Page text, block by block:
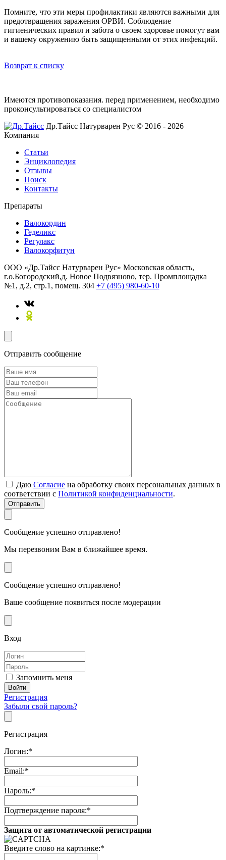
Помните, что эти меры профилактики являются важными для
предотвращения заражения ОРВИ. Соблюдение
гигиенических правил и забота о своем здоровье помогут вам
и вашему окружению быть защищенными от этих инфекций.
Возврат к списку
Имеются противопоказания. перед применением, необходимо
проконсультироваться со специалистом
Др.Тайсс Натурварен Рус © 2016 - 2026
Компания
Статьи
Энциклопедия
Отзывы
Поиск
Контакты
Препараты
Валокордин
Геделикс
Регулакс
Валокорфитун
ООО «Др.Тайсс Натурварен Рус» Московская область,
г.о.Богородский,д. Новое Подвязново, тер. Промплощадка
№1, д.2, стр.1, помещ. 304 +7 (495) 980-60-10
Отправить сообщение
Даю Согласие на обработку своих персональных данных в
соответствии с Политикой конфиденциальности.
Отправить
Сообщение успешно отправлено!
Мы перезвоним Вам в ближайшее время.
Сообщение успешно отправлено!
Ваше сообщение появиться после модерации
Вход
Запомнить меня
Регистрация
Забыли свой пароль?
Регистрация
Логин:*
Email:*
Пароль:*
Подтверждение пароля:*
Защита от автоматической регистрации
Введите слово на картинке:*